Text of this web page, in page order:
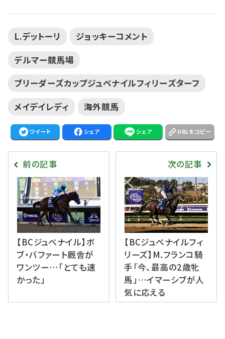
ムーズに外へ。...
L.デットーリ
ジョッキーコメント
デルマー競馬場
ブリーダーズカップジュベナイルフィリーズターフ
メイデイレディ
海外競馬
ツイート シェア シェア URLをコピー
前の記事
【BCジュベナイル】ボ
ブ・バファート厩舎が
ワンツー…「とても速
かった」
次の記事
【BCジュベナイルフィ
リーズ】M.フランコ騎
手「今、最高の2歳牝
馬」…イマーシブが人
気に応える